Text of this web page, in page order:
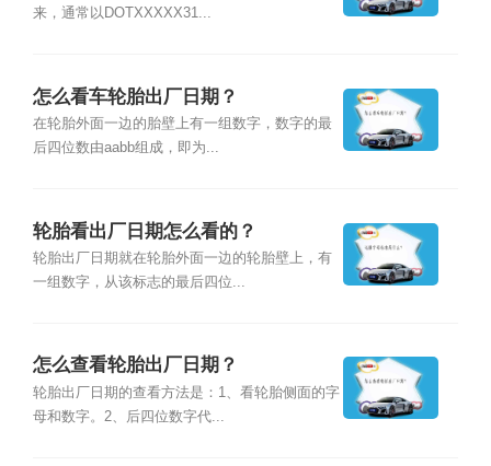
来，通常以DOTXXXXX31...
怎么看车轮胎出厂日期？
在轮胎外面一边的胎壁上有一组数字，数字的最
后四位数由aabb组成，即为...
轮胎看出厂日期怎么看的？
轮胎出厂日期就在轮胎外面一边的轮胎壁上，有
一组数字，从该标志的最后四位...
怎么查看轮胎出厂日期？
轮胎出厂日期的查看方法是：1、看轮胎侧面的字
母和数字。2、后四位数字代...